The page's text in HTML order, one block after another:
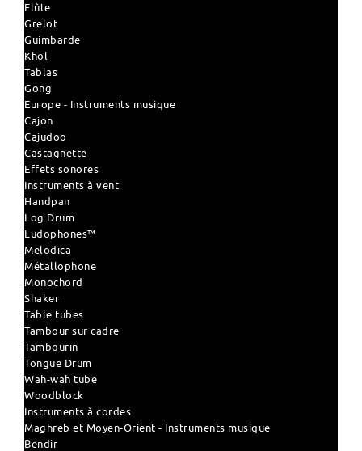
Flûte
Grelot
Guimbarde
Khol
Tablas
Gong
Europe - Instruments musique
Cajon
Cajudoo
Castagnette
Effets sonores
Instruments à vent
Handpan
Log Drum
Ludophones™
Melodica
Métallophone
Monochord
Shaker
Table tubes
Tambour sur cadre
Tambourin
Tongue Drum
Wah-wah tube
Woodblock
Instruments à cordes
Maghreb et Moyen-Orient - Instruments musique
Bendir